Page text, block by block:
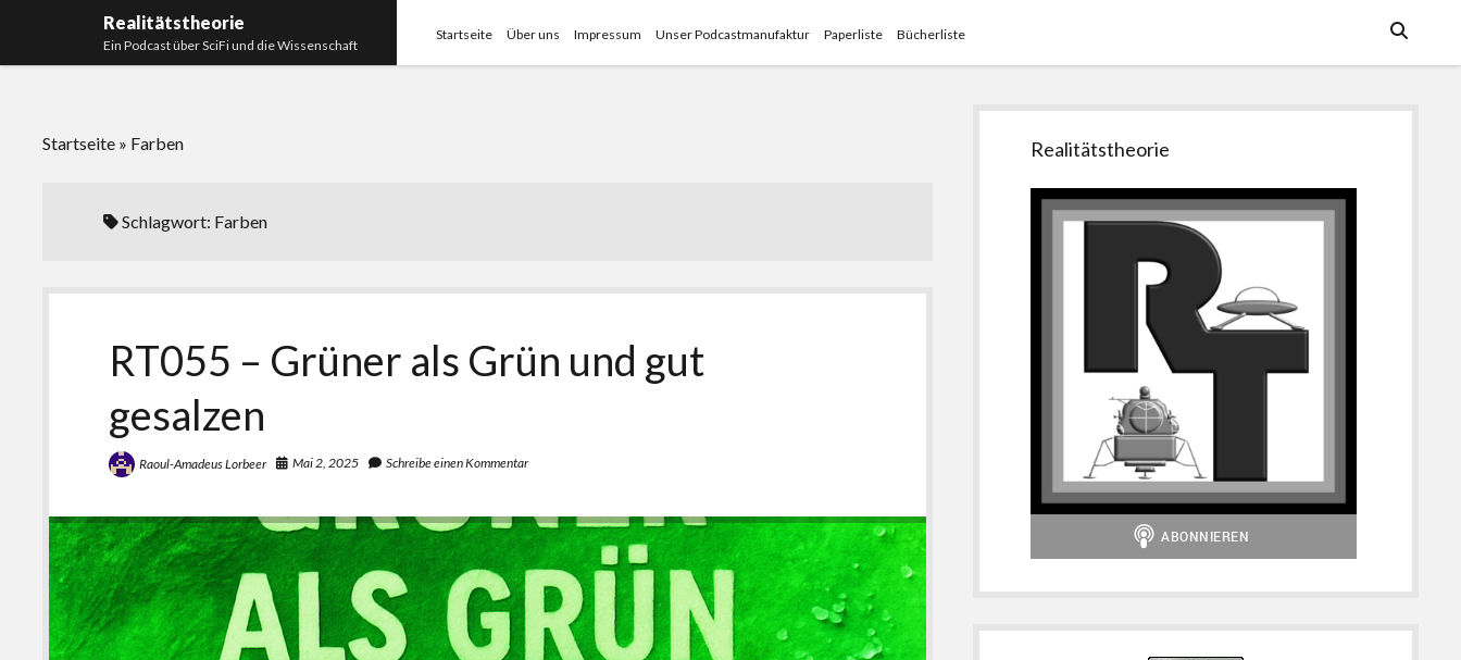
Realitätstheorie
Ein Podcast über SciFi und die Wissenschaft
Startseite Über uns Impressum Unser Podcastmanufaktur Paperliste Bücherliste
Startseite » Farben
Schlagwort: Farben
RT055 – Grüner als Grün und gut
gesalzen
Raoul-Amadeus Lorbeer Mai 2, 2025 Schreibe einen Kommentar
Seitenleiste
Realitätstheorie